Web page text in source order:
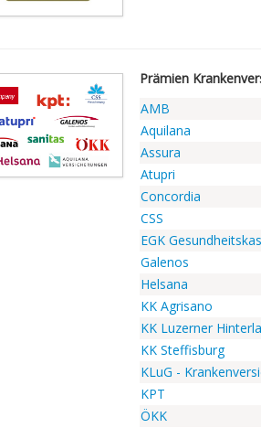
Prämien
AMB
Aquilana
Assura
Atupri
Concordia
CSS
EGK
Galenos
Helsana
KK Agrisano
KK Luzerner
KK Steffisburg
KLuG -
KPT
ÖKK